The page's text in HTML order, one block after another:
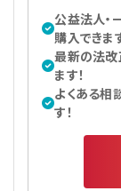
公益法人・
購入できま
最新の法改
ます！
よくある相
す！